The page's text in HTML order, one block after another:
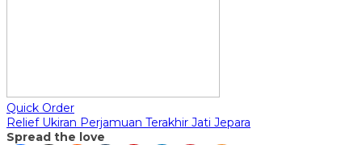
Quick Order
Relief Ukiran Perjamuan Terakhir Jati Jepara
Spread the love